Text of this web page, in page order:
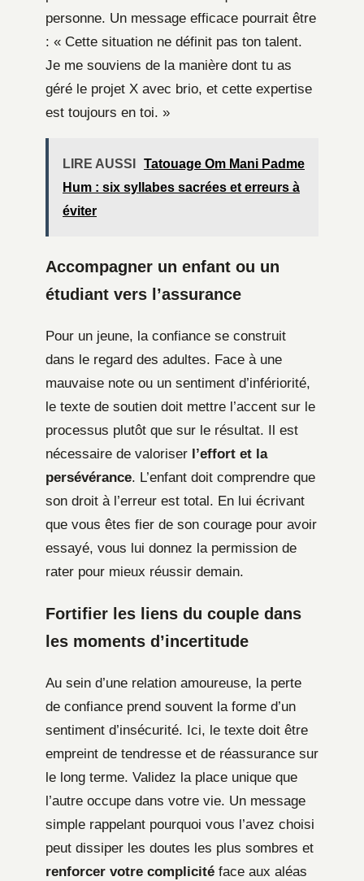
personne. Un message efficace pourrait être
: « Cette situation ne définit pas ton talent.
Je me souviens de la manière dont tu as
géré le projet X avec brio, et cette expertise
est toujours en toi. »
LIRE AUSSI
Tatouage Om Mani Padme
Hum : six syllabes sacrées et erreurs à
éviter
Accompagner un enfant ou un
étudiant vers l’assurance
Pour un jeune, la confiance se construit
dans le regard des adultes. Face à une
mauvaise note ou un sentiment d’infériorité,
le texte de soutien doit mettre l’accent sur le
processus plutôt que sur le résultat. Il est
nécessaire de valoriser l’effort et la
persévérance. L’enfant doit comprendre que
son droit à l’erreur est total. En lui écrivant
que vous êtes fier de son courage pour avoir
essayé, vous lui donnez la permission de
rater pour mieux réussir demain.
Fortifier les liens du couple dans
les moments d’incertitude
Au sein d’une relation amoureuse, la perte
de confiance prend souvent la forme d’un
sentiment d’insécurité. Ici, le texte doit être
empreint de tendresse et de réassurance sur
le long terme. Validez la place unique que
l’autre occupe dans votre vie. Un message
simple rappelant pourquoi vous l’avez choisi
peut dissiper les doutes les plus sombres et
renforcer votre complicité face aux aléas